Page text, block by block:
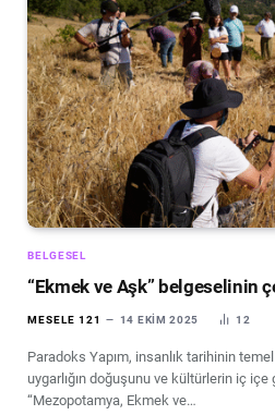
BELGESEL
“Ekmek ve Aşk” belgeselinin
MESELE 121 14 EKIM 2025 12
Paradoks Yapım, insanlık tarihinin
uygarlığın doğuşunu ve kültürlerin iç
“Mezopotamya, Ekmek ve…